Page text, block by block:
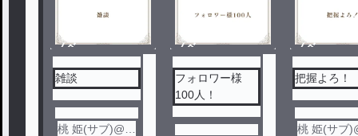
ノベ
雑談
桃 姫(サブ)@フ
ノベ
フォロワー様
100人！
ノベ
把握よろ！
桃 姫(サブ